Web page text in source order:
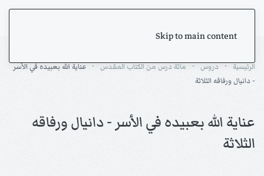
Skip to main content
الرئيسية دروس مائة درس من الكتاب المقدس
عناية الله بعبيده في الأسر
- دانيال ورفاقه الثلاثة
عناية الله بعبيده في الأسر - دانيال ورفاقه
الثلاثة